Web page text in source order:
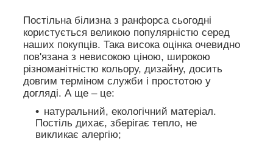
Постільна білизна з ранфорса сьогодні
користується великою популярністю серед
наших покупців. Така висока оцінка очевидно
пов'язана з невисокою ціною, широкою
різноманітністю кольору, дизайну, досить
довгим терміном служби і простотою у
догляді. А ще – це:
натуральний, екологічний матеріал.
Постіль дихає, зберігає тепло, не
викликає алергію;